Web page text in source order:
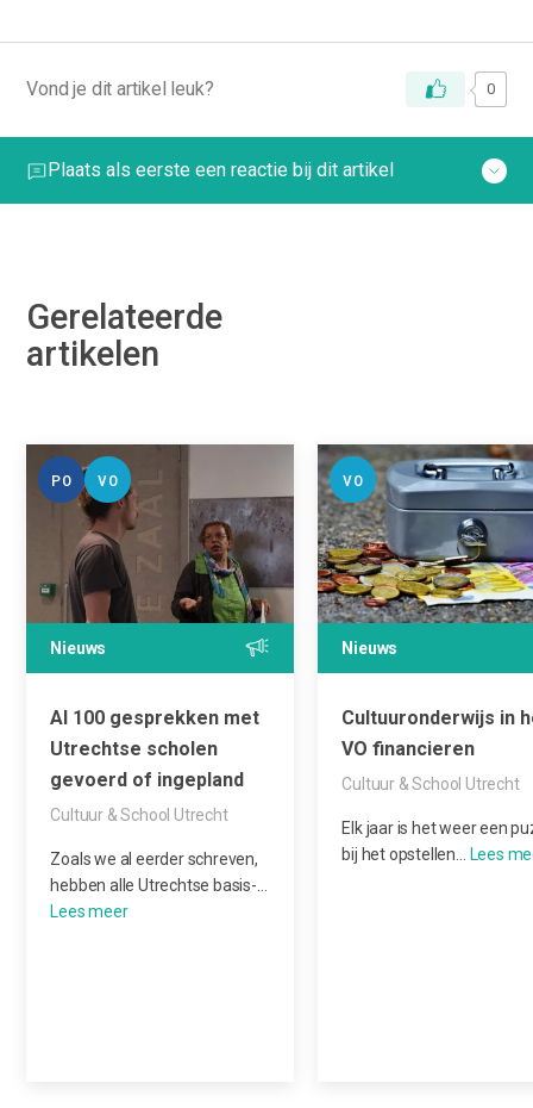
Vond je dit artikel leuk? 0
Plaats als eerste een reactie bij dit artikel
Gerelateerde
artikelen
PO VO
Nieuws
Al 100 gesprekken met
Utrechtse scholen
gevoerd of ingepland
Cultuur & School Utrecht
Zoals we al eerder schreven,
hebben alle Utrechtse basis-…
VO
Nieuws
Cultuuronderwijs in
VO financieren
Cultuur & School Utrecht
Elk jaar is het weer een
bij het opstellen…